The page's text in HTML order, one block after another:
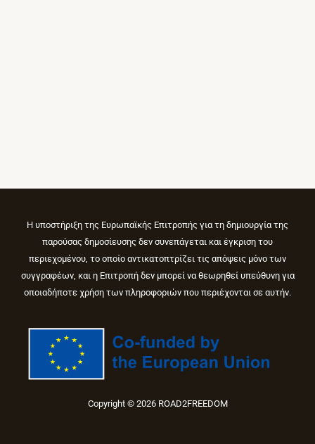
Η υποστήριξη της Ευρωπαϊκής Επιτροπής για τη δημιουργία της
παρούσας δημοσίευσης δεν συνεπάγεται και έγκριση του
περιεχομένου, το οποίο αντικατοπτρίζει τις απόψεις μόνο των
συγγραφέων, και η Επιτροπή δεν μπορεί να θεωρηθεί υπεύθυνη για
οποιαδήποτε χρήση των πληροφοριών που περιέχονται σε αυτήν.
Copyright © 2026 ROAD2FREEDOM